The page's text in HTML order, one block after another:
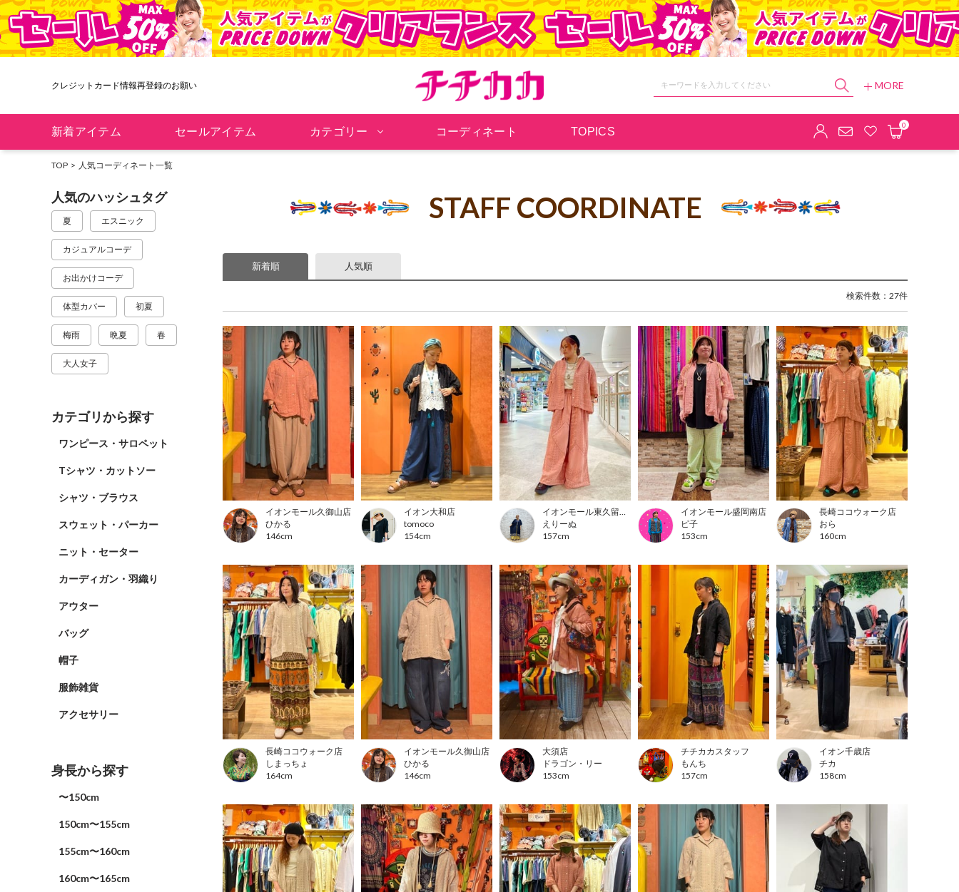
クレジットカード情報再登録のお願い
MORE
新着アイテム セールアイテム カテゴリー コーディネート TOPICS
0
TOP 人気コーディネート一覧
人気のハッシュタグ
夏 エスニック
カジュアルコーデ
お出かけコーデ
体型カバー 初夏
梅雨 晩夏 春
大人女子
カテゴリから探す
ワンピース・サロペット
Tシャツ・カットソー
シャツ・ブラウス
スウェット・パーカー
ニット・セーター
カーディガン・羽織り
アウター
バッグ
帽子
服飾雑貨
アクセサリー
身長から探す
〜150cm
150cm〜155cm
155cm〜160cm
160cm〜165cm
STAFF COORDINATE
新着順 人気順
検索件数：27件
イオンモール久御山店
ひかる
146cm
イオン大和店
tomoco
154cm
イオンモール東久留米店
えりーぬ
157cm
イオンモール盛岡南店
ピ子
153cm
長崎ココウォーク店
おら
160cm
長崎ココウォーク店
しまっちょ
164cm
イオンモール久御山店
ひかる
146cm
大須店
ドラゴン・リー
153cm
チチカカスタッフ
もんち
157cm
イオン千歳店
チカ
158cm